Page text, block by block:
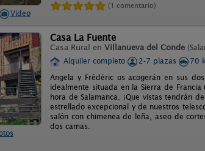
Video
(1 comentario)
Casa La Fuente
Casa Rural en Villanueva del Conde
Alquiler completo
2-7 plazas
70
Angela y Frédéric os acogerán en sus
idealmente situada en la Sierra de
hora de Salamanca. ¡Que vistas tendrán
estrellado excepcional y de nuestros
salón con chimenea de leña, aseo de
dos camas.